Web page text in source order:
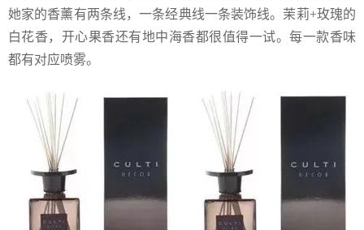
她家的香薰有两条线，一条经典线一条装饰线。茉莉+玫瑰的
白花香，开心果香还有地中海香都很值得一试。每一款香味
都有对应喷雾。